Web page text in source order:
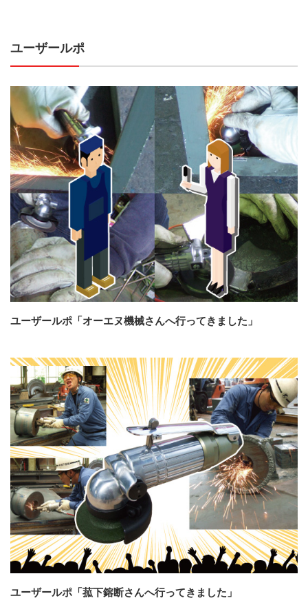
ユーザールポ
ユーザールポ「オーエヌ機械さんへ行ってきました」
ユーザールポ「菰下鎔断さんへ行ってきました」